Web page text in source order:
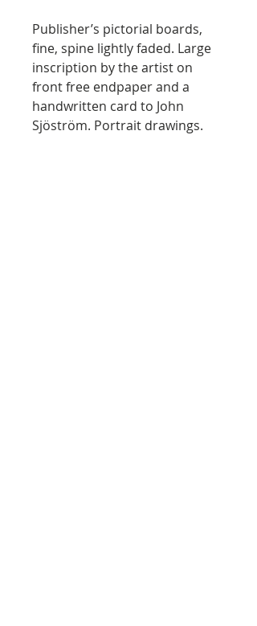
Publisher’s pictorial boards,
fine, spine lightly faded. Large
inscription by the artist on
front free endpaper and a
handwritten card to John
Sjöström. Portrait drawings.